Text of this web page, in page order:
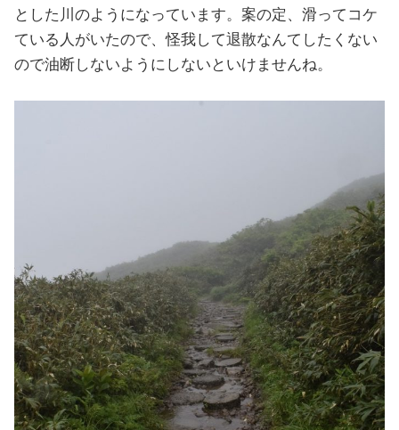
とした川のようになっています。案の定、滑ってコケ
ている人がいたので、怪我して退散なんてしたくない
ので油断しないようにしないといけませんね。